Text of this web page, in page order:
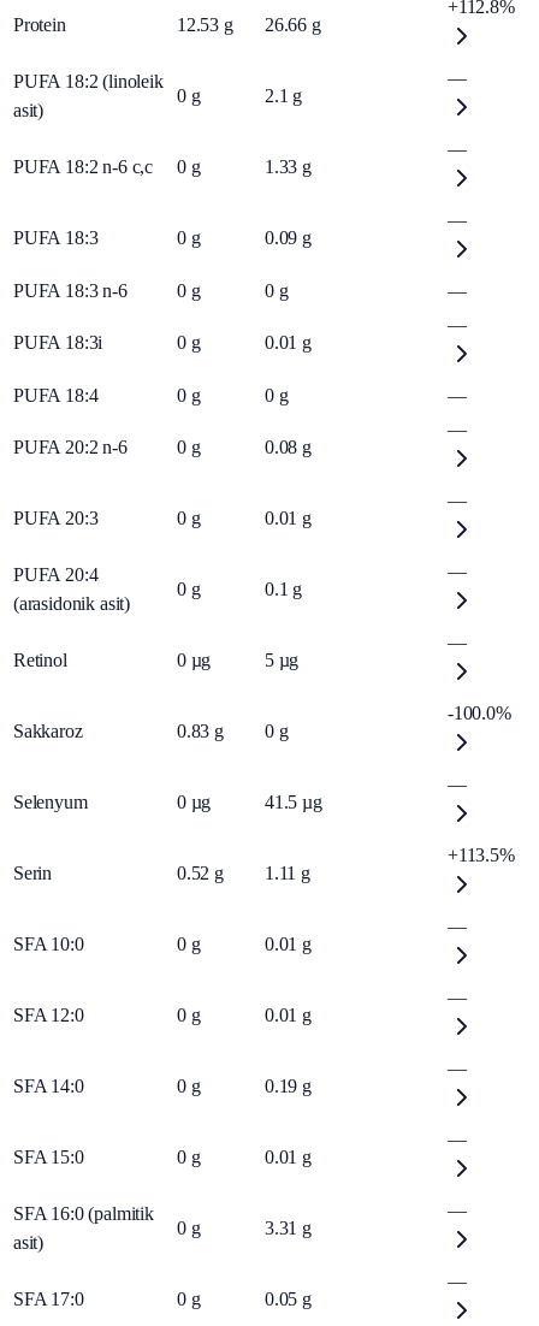
Protein 12.53 g 26.66 g
+112.8%
PUFA 18:2 (linoleik
asit)
0 g 2.1 g
—
PUFA 18:2 n-6 c,c 0 g 1.33 g
—
PUFA 18:3 0 g 0.09 g
—
PUFA 18:3 n-6 0 g 0 g —
PUFA 18:3i 0 g 0.01 g
—
PUFA 18:4 0 g 0 g —
PUFA 20:2 n-6 0 g 0.08 g
—
PUFA 20:3 0 g 0.01 g
—
PUFA 20:4
(arasidonik asit)
0 g 0.1 g
—
Retinol 0 µg 5 µg
—
Sakkaroz 0.83 g 0 g
-100.0%
Selenyum 0 µg 41.5 µg
—
Serin 0.52 g 1.11 g
+113.5%
SFA 10:0 0 g 0.01 g
—
SFA 12:0 0 g 0.01 g
—
SFA 14:0 0 g 0.19 g
—
SFA 15:0 0 g 0.01 g
—
SFA 16:0 (palmitik
asit)
0 g 3.31 g
—
SFA 17:0 0 g 0.05 g
—